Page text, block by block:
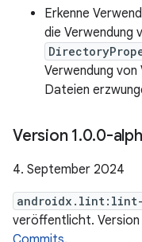
Erkenne
die Verwendung
Verwendung
Dateien
Version 1.0.0-
4. September 2024
androidx.lint:lint-
veröffentlicht.